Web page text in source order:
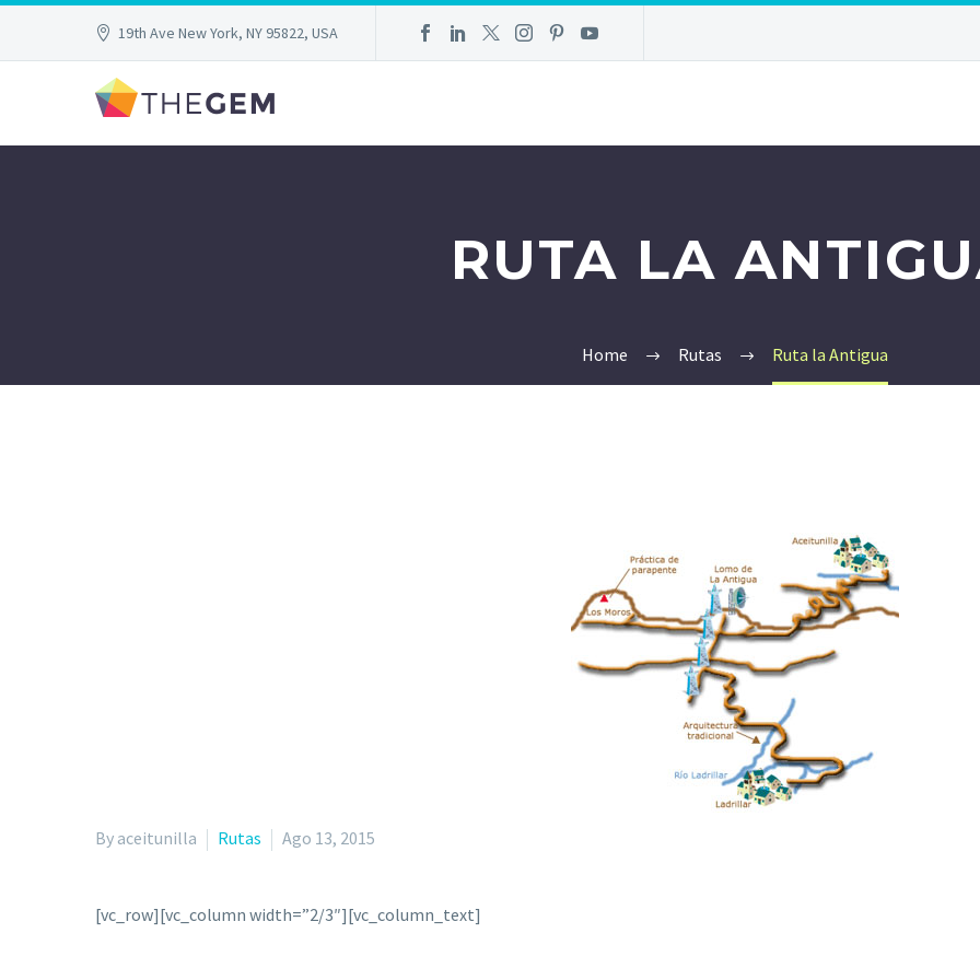
19th Ave New York, NY 95822, USA
RUTA LA
Home Rutas Ruta la Antigua
By aceitunilla Rutas Ago 13, 2015
[vc_row][vc_column width=”2/3″][vc_column_text]